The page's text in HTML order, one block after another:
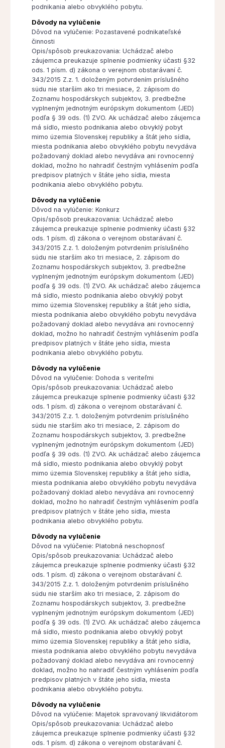
podnikania alebo obvyklého pobytu.
Dôvody na vylúčenie
Dôvod na vylúčenie: Pozastavené podnikateľské
činnosti
Opis/spôsob preukazovania: Uchádzač alebo
záujemca preukazuje splnenie podmienky účasti §32
ods. 1 písm. d) zákona o verejnom obstarávaní č.
343/2015 Z.z. 1. doloženým potvrdením príslušného
súdu nie starším ako tri mesiace, 2. zápisom do
Zoznamu hospodárskych subjektov, 3. predbežne
vyplneným jednotným európskym dokumentom (JED)
podľa § 39 ods. (1) ZVO. Ak uchádzač alebo záujemca
má sídlo, miesto podnikania alebo obvyklý pobyt
mimo územia Slovenskej republiky a štát jeho sídla,
miesta podnikania alebo obvyklého pobytu nevydáva
požadovaný doklad alebo nevydáva ani rovnocenný
doklad, možno ho nahradiť čestným vyhlásením podľa
predpisov platných v štáte jeho sídla, miesta
podnikania alebo obvyklého pobytu.
Dôvody na vylúčenie
Dôvod na vylúčenie: Konkurz
Opis/spôsob preukazovania: Uchádzač alebo
záujemca preukazuje splnenie podmienky účasti §32
ods. 1 písm. d) zákona o verejnom obstarávaní č.
343/2015 Z.z. 1. doloženým potvrdením príslušného
súdu nie starším ako tri mesiace, 2. zápisom do
Zoznamu hospodárskych subjektov, 3. predbežne
vyplneným jednotným európskym dokumentom (JED)
podľa § 39 ods. (1) ZVO. Ak uchádzač alebo záujemca
má sídlo, miesto podnikania alebo obvyklý pobyt
mimo územia Slovenskej republiky a štát jeho sídla,
miesta podnikania alebo obvyklého pobytu nevydáva
požadovaný doklad alebo nevydáva ani rovnocenný
doklad, možno ho nahradiť čestným vyhlásením podľa
predpisov platných v štáte jeho sídla, miesta
podnikania alebo obvyklého pobytu.
Dôvody na vylúčenie
Dôvod na vylúčenie: Dohoda s veriteľmi
Opis/spôsob preukazovania: Uchádzač alebo
záujemca preukazuje splnenie podmienky účasti §32
ods. 1 písm. d) zákona o verejnom obstarávaní č.
343/2015 Z.z. 1. doloženým potvrdením príslušného
súdu nie starším ako tri mesiace, 2. zápisom do
Zoznamu hospodárskych subjektov, 3. predbežne
vyplneným jednotným európskym dokumentom (JED)
podľa § 39 ods. (1) ZVO. Ak uchádzač alebo záujemca
má sídlo, miesto podnikania alebo obvyklý pobyt
mimo územia Slovenskej republiky a štát jeho sídla,
miesta podnikania alebo obvyklého pobytu nevydáva
požadovaný doklad alebo nevydáva ani rovnocenný
doklad, možno ho nahradiť čestným vyhlásením podľa
predpisov platných v štáte jeho sídla, miesta
podnikania alebo obvyklého pobytu.
Dôvody na vylúčenie
Dôvod na vylúčenie: Platobná neschopnosť
Opis/spôsob preukazovania: Uchádzač alebo
záujemca preukazuje splnenie podmienky účasti §32
ods. 1 písm. d) zákona o verejnom obstarávaní č.
343/2015 Z.z. 1. doloženým potvrdením príslušného
súdu nie starším ako tri mesiace, 2. zápisom do
Zoznamu hospodárskych subjektov, 3. predbežne
vyplneným jednotným európskym dokumentom (JED)
podľa § 39 ods. (1) ZVO. Ak uchádzač alebo záujemca
má sídlo, miesto podnikania alebo obvyklý pobyt
mimo územia Slovenskej republiky a štát jeho sídla,
miesta podnikania alebo obvyklého pobytu nevydáva
požadovaný doklad alebo nevydáva ani rovnocenný
doklad, možno ho nahradiť čestným vyhlásením podľa
predpisov platných v štáte jeho sídla, miesta
podnikania alebo obvyklého pobytu.
Dôvody na vylúčenie
Dôvod na vylúčenie: Majetok spravovaný likvidátorom
Opis/spôsob preukazovania: Uchádzač alebo
záujemca preukazuje splnenie podmienky účasti §32
ods. 1 písm. d) zákona o verejnom obstarávaní č.